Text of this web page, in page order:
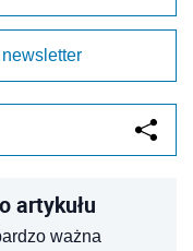
artykułu
ważna